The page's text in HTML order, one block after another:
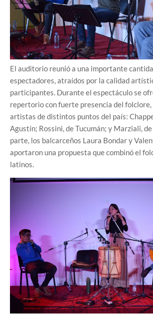
El auditorio reunió a una importante
espectadores, atraídos por la calidad
participantes. Durante el espectáculo se
repertorio con fuerte presencia del
artistas de distintos puntos del país:
Agustín; Rossini, de Tucumán; y Marziali,
parte, los balcarceños Laura Bondar y
aportaron una propuesta que combinó el
latinos.